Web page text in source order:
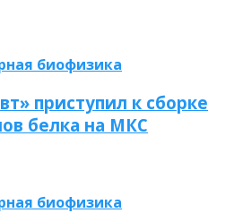
биофизика
приступил к сборке
белка на МКС
биофизика